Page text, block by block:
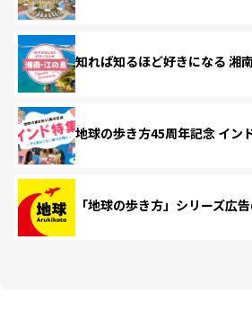
知れば知るほど好きになる 湘
地球の歩き方45周年記念 イン
「地球の歩き方」シリーズ広